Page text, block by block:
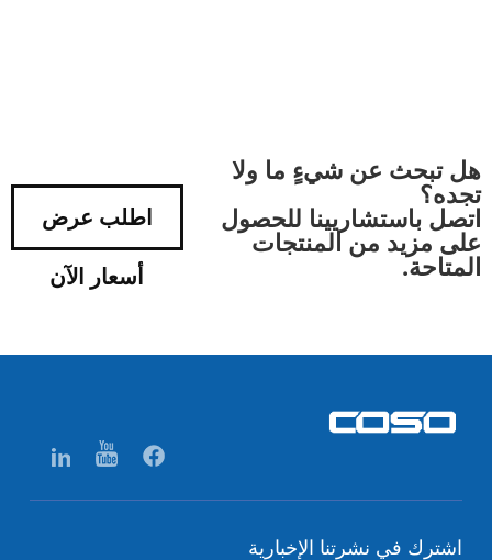
هل تبحث عن شيءٍ ما ولا
تجده؟
اتصل باستشاريينا للحصول
على مزيد من المنتجات
المتاحة.
اطلب عرض
أسعار الآن
اشترك في نشرتنا الإخبارية